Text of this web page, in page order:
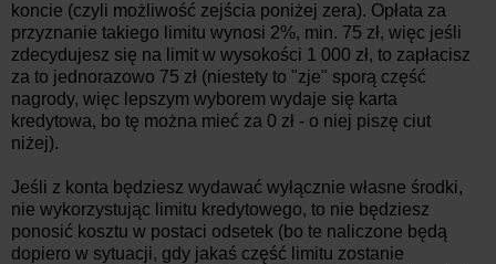
koncie (czyli możliwość zejścia poniżej zera). Opłata za
przyznanie takiego limitu wynosi 2%, min. 75 zł, więc jeśli
zdecydujesz się na limit w wysokości 1 000 zł, to zapłacisz
za to jednorazowo 75 zł (niestety to "zje" sporą część
nagrody, więc lepszym wyborem wydaje się karta
kredytowa, bo tę można mieć za 0 zł - o niej piszę ciut
niżej).
Jeśli z konta będziesz wydawać wyłącznie własne środki,
nie wykorzystując limitu kredytowego, to nie będziesz
ponosić kosztu w postaci odsetek (bo te naliczone będą
dopiero w sytuacji, gdy jakaś część limitu zostanie